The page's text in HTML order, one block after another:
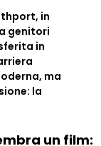
in
genitori
in
ma
la
un film: